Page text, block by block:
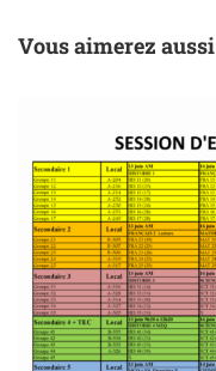
Vous aimerez aussi